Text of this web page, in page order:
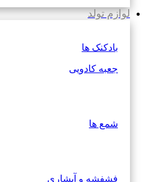
لوازم تولد
بادکنک ها
جعبه کادویی
شمع ها
فشفشه و آبشاری